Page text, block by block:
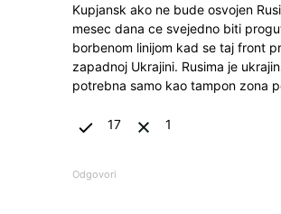
Kupjansk ako ne bude osvojen
mesec dana ce svejedno biti
borbenom linijom kad se taj front
zapadnoj Ukrajini. Rusima je
potrebna samo kao tampon zona
17 1
Odgovori